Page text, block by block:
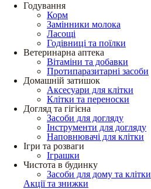
Годування
Корм
Замінники молока
Ласощі
Годівниці та поїлки
Ветеринарна аптека
Вітаміни та добавки
Протипаразитарні засоби
Домашній затишок
Аксесуари для клітки
Клітки та переноски
Догляд та гігієна
Засоби для догляду
Інструменти для догляду
Наповнювачі для клітки
Ігри та розваги
Іграшки
Чистота в будинку
Засоби для дому та клітки
Акції та знижки